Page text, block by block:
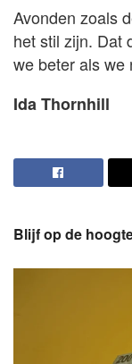
Avonden zoals
het stil zijn. Dat
we beter als we
Ida Thornhill
Blijf op de